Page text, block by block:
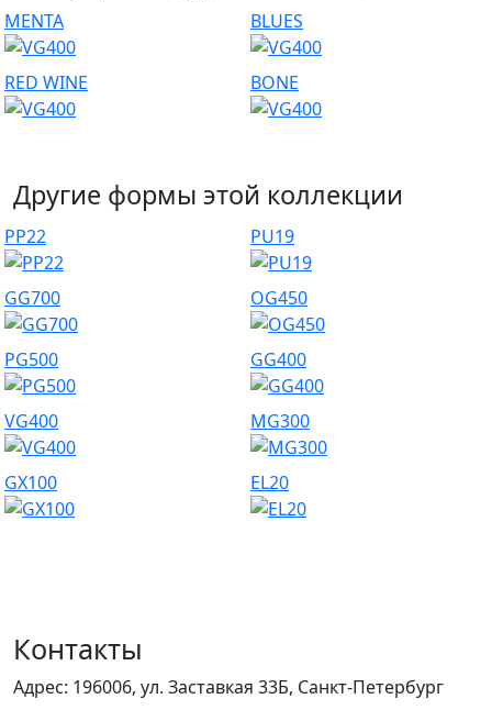
MENTA BLUES
RED WINE BONE
Другие формы этой коллекции
PP22 PU19
GG700 OG450
PG500 GG400
VG400 MG300
GX100 EL20
Контакты
Адрес: 196006, ул. Заставкая 33Б, Санкт-Петербург